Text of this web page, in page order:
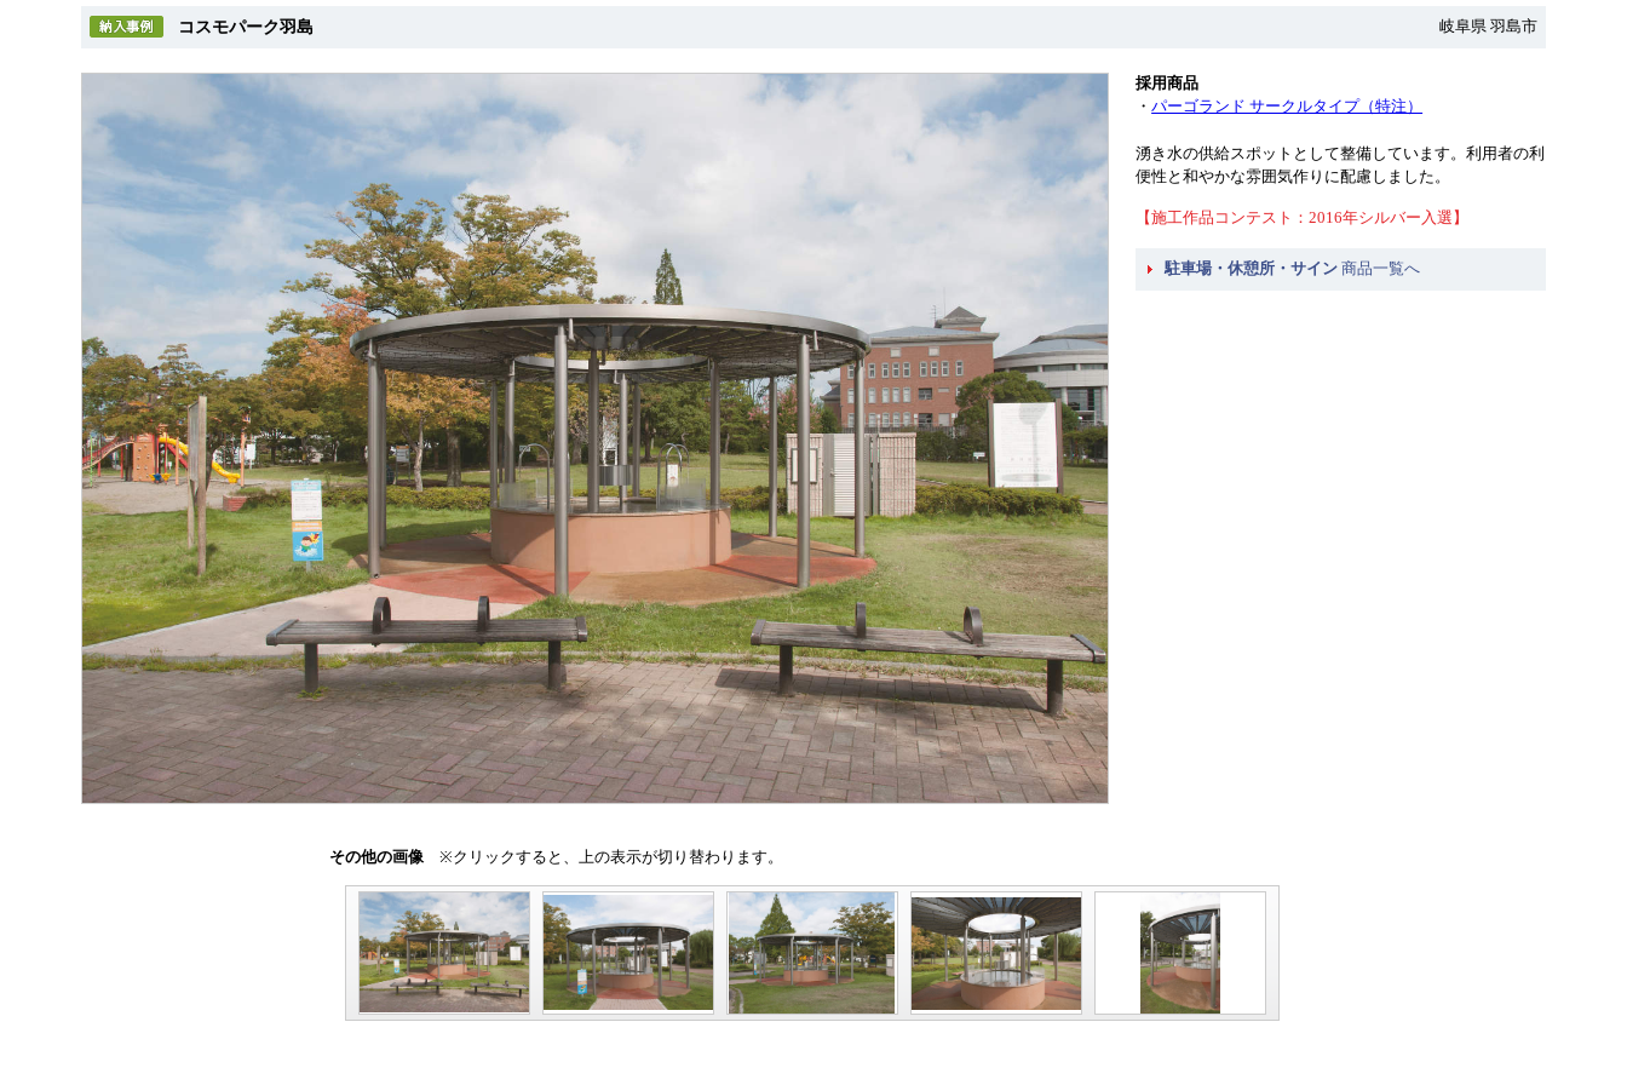
コスモパーク羽島 岐阜県 羽島市
採用商品
・パーゴランド サークルタイプ（特注）
湧き水の供給スポットとして整備しています。利用者の利
便性と和やかな雰囲気作りに配慮しました。
【施工作品コンテスト：2016年シルバー入選】
駐車場・休憩所・サイン 商品一覧へ
その他の画像※クリックすると、上の表示が切り替わります。